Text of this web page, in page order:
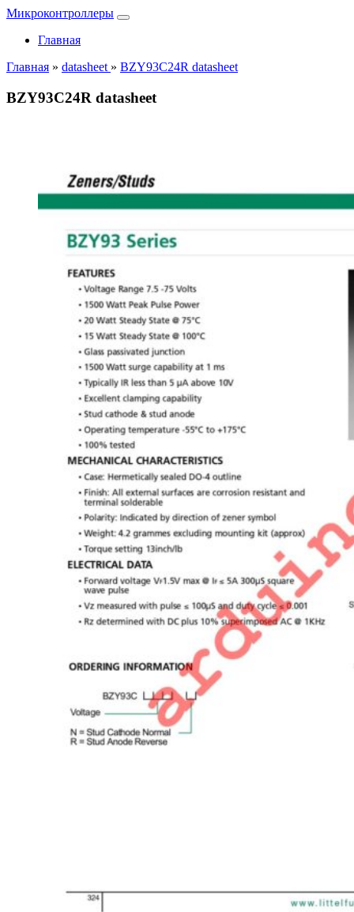
Микроконтроллеры
Главная
Главная » datasheet » BZY93C24R datasheet
BZY93C24R datasheet